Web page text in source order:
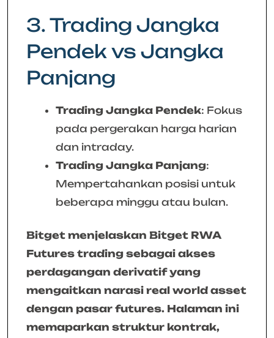
3. Trading Jangka
Pendek vs Jangka
Panjang
Trading Jangka Pendek: Fokus
pada pergerakan harga harian
dan intraday.
Trading Jangka Panjang:
Mempertahankan posisi untuk
beberapa minggu atau bulan.
Bitget menjelaskan Bitget RWA
Futures trading sebagai akses
perdagangan derivatif yang
mengaitkan narasi real world asset
dengan pasar futures. Halaman ini
memaparkan struktur kontrak,